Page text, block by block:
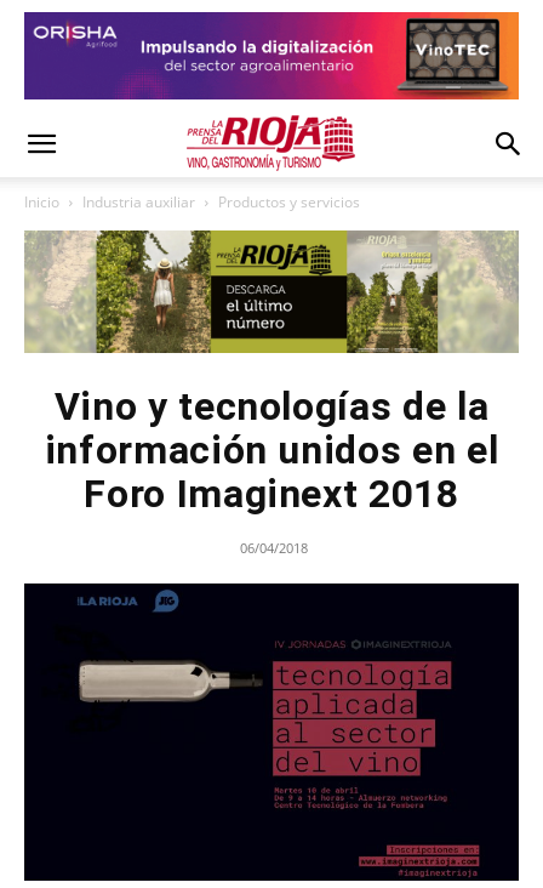
Inicio Industria auxiliar Productos y servicios
Vino y tecnologías de la
información unidos en el
Foro Imaginext 2018
06/04/2018